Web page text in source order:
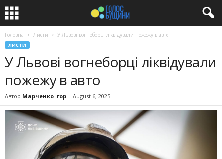
Головна Листи У Львові вогнеборці ліквідували пожежу в авто
ЛИСТИ
У Львові вогнеборці ліквідували
пожежу в авто
Автор Марченко Ігор - August 6, 2025